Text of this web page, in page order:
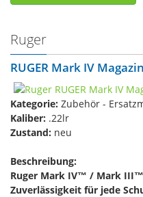
Ruger
RUGER Mark IV
Kategorie: Zubehör -
Kaliber: .22lr
Zustand: neu
Beschreibung:
Ruger Mark IV™ / Mark III™
Zuverlässigkeit für jede